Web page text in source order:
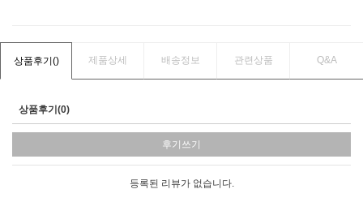
상품후기() 제품상세 배송정보 관련상품 Q&A
상품후기(0)
후기쓰기
등록된 리뷰가 없습니다.